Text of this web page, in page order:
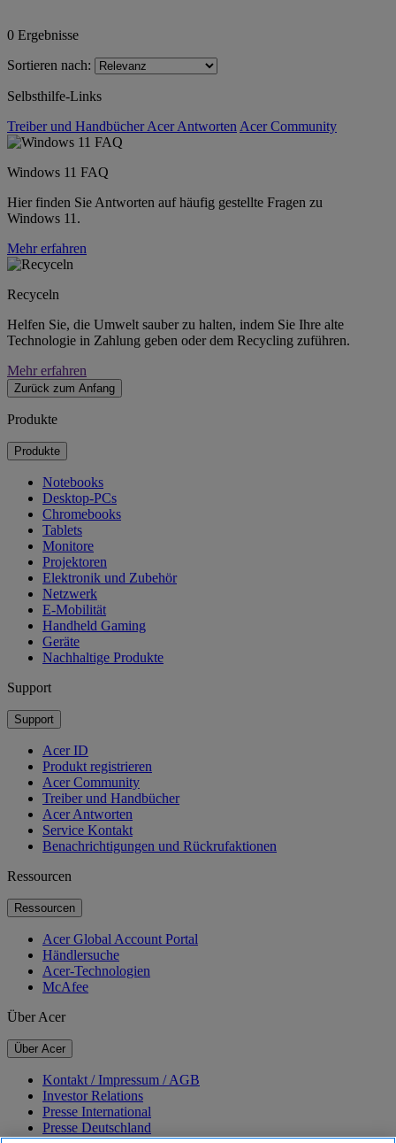
0 Ergebnisse
Sortieren nach:
Selbsthilfe-Links
Treiber und HandbücherAcer Antworten Acer Community
Windows 11 FAQ
Hier finden Sie Antworten auf häufig gestellte Fragen zu
Windows 11.
Mehr erfahren
Recyceln
Helfen Sie, die Umwelt sauber zu halten, indem Sie Ihre alte
Technologie in Zahlung geben oder dem Recycling zuführen.
Mehr erfahren
Zurück zum Anfang
Produkte
Produkte
Notebooks
Desktop-PCs
Chromebooks
Tablets
Monitore
Projektoren
Elektronik und Zubehör
Netzwerk
E-Mobilität
Handheld Gaming
Geräte
Nachhaltige Produkte
Support
Support
Acer ID
Produkt registrieren
Acer Community
Treiber und Handbücher
Acer Antworten
Service Kontakt
Benachrichtigungen und Rückrufaktionen
Ressourcen
Ressourcen
Acer Global Account Portal
Händlersuche
Acer-Technologien
McAfee
Über Acer
Über Acer
Kontakt / Impressum / AGB
Investor Relations
Presse International
Presse Deutschland